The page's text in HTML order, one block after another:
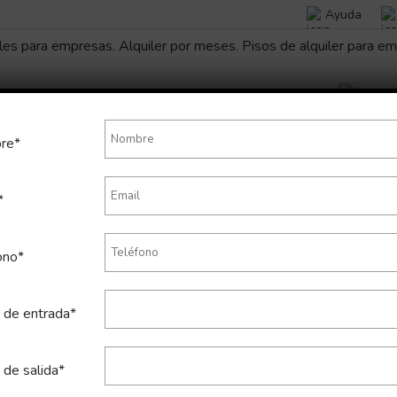
Ayuda
de apartamento en
de entrada*
de salida*